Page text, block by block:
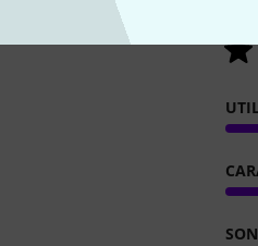
SON